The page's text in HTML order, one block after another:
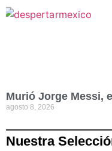
Murió Jorge Messi,
agosto 8, 2026
Nuestra